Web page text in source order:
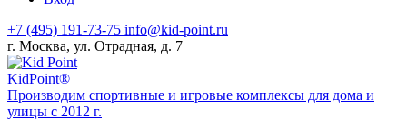
+7 (495) 191-73-75 info@kid-point.ru
г. Москва, ул. Отрадная, д. 7
KidPoint®
Производим спортивные и игровые комплексы для дома и
улицы с 2012 г.